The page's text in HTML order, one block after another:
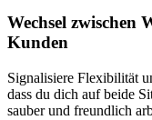
Wechsel zwischen
Kunden
Signalisiere Flexibilität
dass du dich auf beide
sauber und freundlich